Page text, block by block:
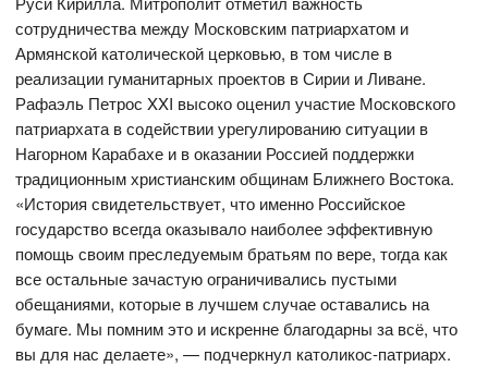
сотрудничества между Московским патриархатом и
Армянской католической церковью, в том числе в
реализации гуманитарных проектов в Сирии и Ливане.
Рафаэль Петрос XXI высоко оценил участие Московского
патриархата в содействии урегулированию ситуации в
Нагорном Карабахе и в оказании Россией поддержки
традиционным христианским общинам Ближнего Востока.
«История свидетельствует, что именно Российское
государство всегда оказывало наиболее эффективную
помощь своим преследуемым братьям по вере, тогда как
все остальные зачастую ограничивались пустыми
обещаниями, которые в лучшем случае оставались на
бумаге. Мы помним это и искренне благодарны за всё, что
вы для нас делаете», — подчеркнул католикос-патриарх.